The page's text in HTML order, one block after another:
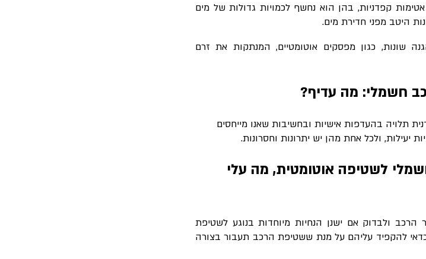
קפדניות, בהן הוא נחשף לכמויות גדולות של מים
היטב מפני חדירת מים.
שונות, כגון מפסקים אוטומטיים, המנתקות את זרם
חשמלי: מה עדיף?
תלויה בהעדפות אישיות ובחשיבות שאנו מייחסים
יעילות, ולכל אחת מהן יש יתרונות וחסרונות.
לשטיפה אוטומטית, מה עלי
ולבדוק אם ישנן הנחיות מיוחדות בנוגע לשטיפת
להקפיד עליהם על מנת ששטיפת הרכב תעבור בצורה